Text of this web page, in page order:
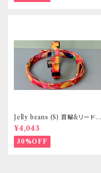
Jelly beans (S) 首輪&リードセ
ット _ 小型犬・小柄な中型犬向
き _ フントヒュッテオリジナル
¥4,043
30%OFF